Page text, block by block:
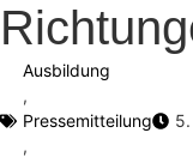
Ausbildung
,
Pressemitteilung
,